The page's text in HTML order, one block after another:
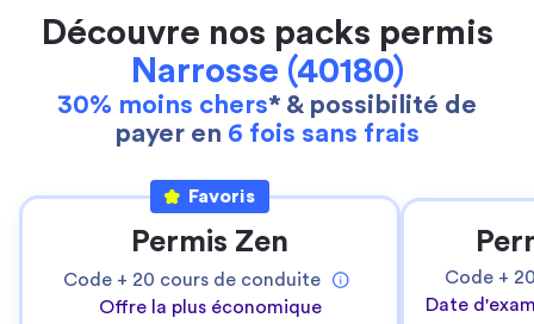
Découvre nos packs permis
Narrosse (40180)
30% moins chers* & possibilité de
payer en 6 fois sans frais
Favoris
Permis Zen
Code + 20 cours de conduite
Offre la plus économique
Code +
Date